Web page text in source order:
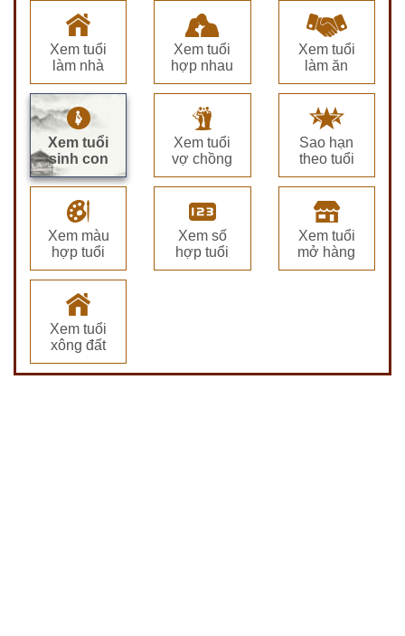
Xem tuổi
làm nhà
Xem tuổi
hợp nhau
Xem tuổi
làm ăn
Xem tuổi
sinh con
Xem tuổi
vợ chồng
Sao hạn
theo tuổi
Xem màu
hợp tuổi
Xem số
hợp tuổi
Xem tuổi
mở hàng
Xem tuổi
xông đất